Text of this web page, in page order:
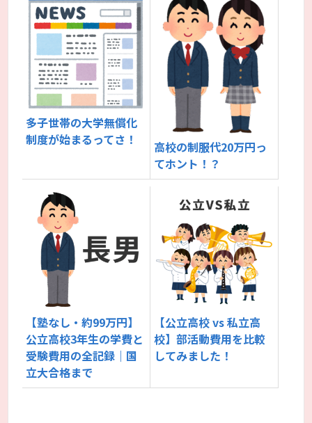
多子世帯の大学無償化
制度が始まるってさ！
高校の制服代20万円っ
てホント！？
【塾なし・約99万円】
公立高校3年生の学費と
受験費用の全記録｜国
立大合格まで
【公立高校 vs 私立高
校】部活動費用を比較
してみました！